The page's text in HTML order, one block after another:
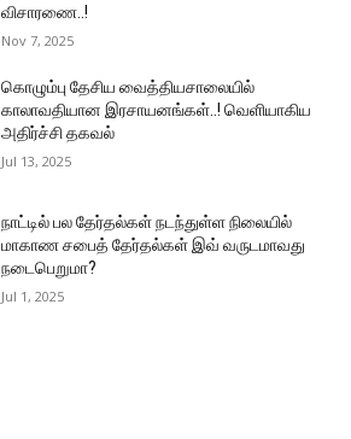
விசாரணை..!
Nov 7, 2025
கொழும்பு தேசிய வைத்தியசாலையில்
காலாவதியான இரசாயனங்கள்..! வெளியாகிய
அதிர்ச்சி தகவல்
Jul 13, 2025
நாட்டில் பல தேர்தல்கள் நடந்துள்ள நிலையில்
மாகாண சபைத் தேர்தல்கள் இவ் வருடமாவது
நடைபெறுமா?
Jul 1, 2025